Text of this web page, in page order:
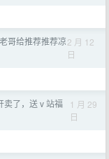
哥给推荐推荐凉2 月 12
日
卖了，送 v 站福
1 月 29
日